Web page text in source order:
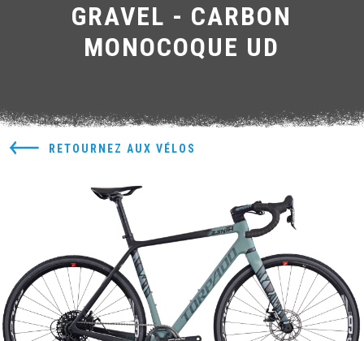
GRAVEL - CARBON
MONOCOQUE UD
RETOURNEZ AUX VÉLOS